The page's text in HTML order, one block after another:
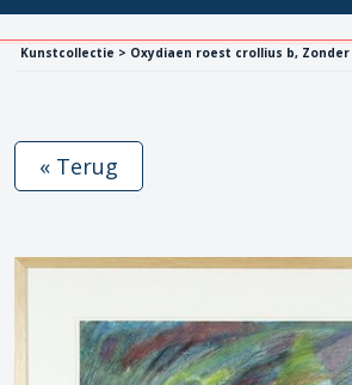
Kunstcollectie > Oxydiaen roest crollius b,
« Terug